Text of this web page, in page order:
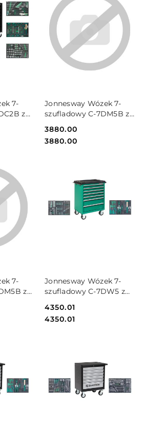
7-
z
Jonnesway Wózek 7-
szufladowy C-7DM5B z
narzędzi C-7DM5B-
120KV
Cena:
3880.00
Cena:
3880.00
DO KOSZYKA
7-
z
Jonnesway Wózek 7-
szufladowy C-7DW5 z
narzędzi C-7DW5-120KV
Cena:
4350.01
Cena:
4350.01
DO KOSZYKA